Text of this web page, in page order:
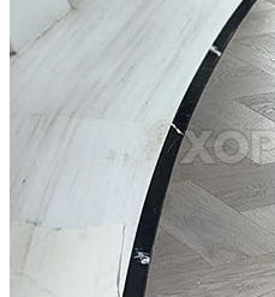
Укладка модульного паркета